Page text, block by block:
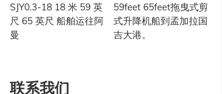
SJY0.3-18 18 米 59 英
尺 65 英尺 船舶运往阿
曼
59feet 65feet拖曳式剪
式升降机船到孟加拉国
吉大港。
联系我们